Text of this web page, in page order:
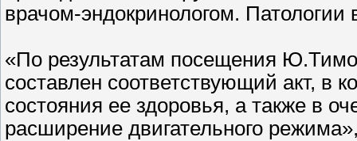
врачом-эндокринологом.
«По результатам посещения
составлен соответствующий акт, в
состояния ее здоровья, а также в
расширение двигательного